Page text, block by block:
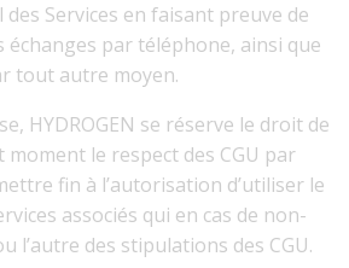
Services en faisant preuve de
échanges par téléphone, ainsi que
tout autre moyen.
HYDROGEN se réserve le droit de
le respect des CGU par
fin à l’autorisation d’utiliser le
associés qui en cas de non-
l’autre des stipulations des CGU.